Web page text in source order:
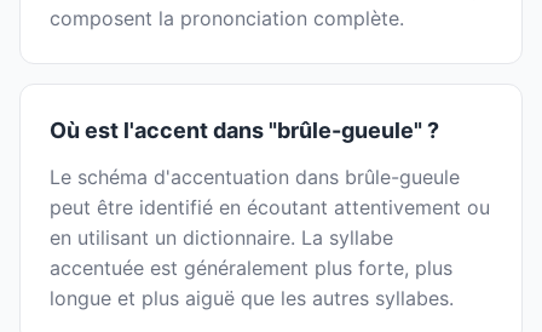
composent la prononciation complète.
Où est l'accent dans "brûle-gueule" ?
Le schéma d'accentuation dans brûle-gueule
peut être identifié en écoutant attentivement ou
en utilisant un dictionnaire. La syllabe
accentuée est généralement plus forte, plus
longue et plus aiguë que les autres syllabes.